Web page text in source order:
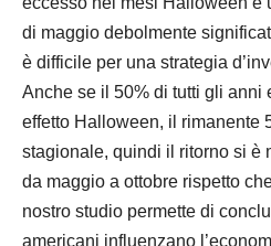
di maggio debolmente
è difficile per una strategia
Anche se il 50% di tutti gli anni
effetto Halloween, il rimanente
stagionale, quindi il ritorno si è
da maggio a ottobre rispetto
nostro studio permette di
americani influenzano